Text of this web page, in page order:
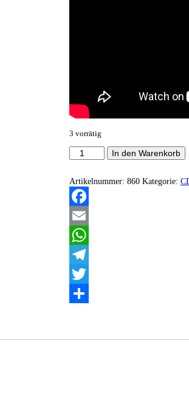
3 vorrätig
Arsantiqva
‎–
Menge
In den Warenkorb
Artikelnummer: 860 Kategorie:
Facebook
Email
WhatsApp
Telegram
Twitter